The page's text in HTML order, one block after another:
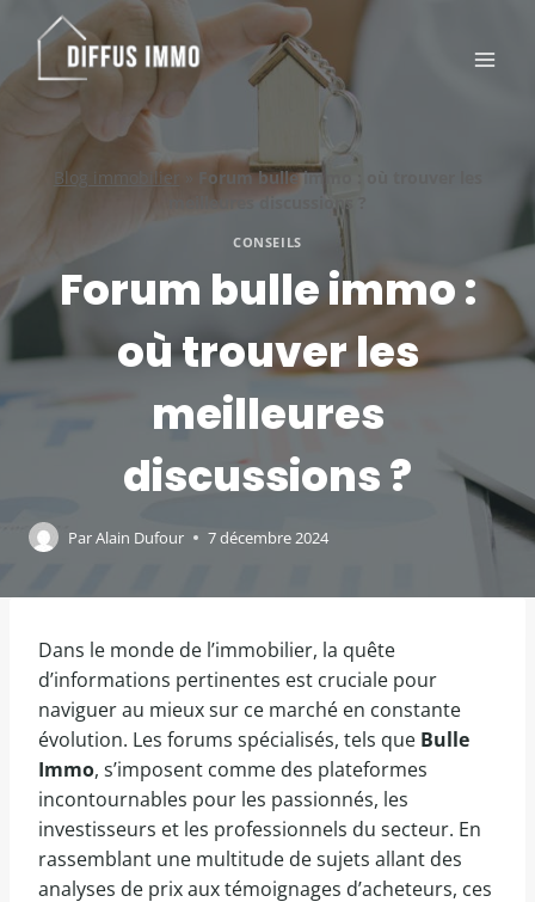
contenu
Blog immobilier
Forum bulle immo : où trouver les
meilleures discussions ?
CONSEILS
Forum bulle immo :
où trouver les
meilleures
discussions ?
ParAlain Dufour 7 décembre 2024
Dans le monde de l’immobilier, la quête
d’informations pertinentes est cruciale pour
naviguer au mieux sur ce marché en constante
évolution. Les forums spécialisés, tels que Bulle
Immo, s’imposent comme des plateformes
incontournables pour les passionnés, les
investisseurs et les professionnels du secteur. En
rassemblant une multitude de sujets allant des
analyses de prix aux témoignages d’acheteurs, ces